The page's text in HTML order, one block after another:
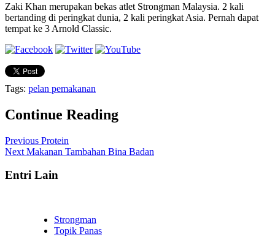
Zaki Khan merupakan bekas atlet Strongman Malaysia. 2 kali
bertanding di peringkat dunia, 2 kali peringkat Asia. Pernah dapat
tempat ke 3 Arnold Classic.
Tags: pelan pemakanan
Continue Reading
Previous Protein
Next Makanan Tambahan Bina Badan
Entri Lain
Strongman
Topik Panas